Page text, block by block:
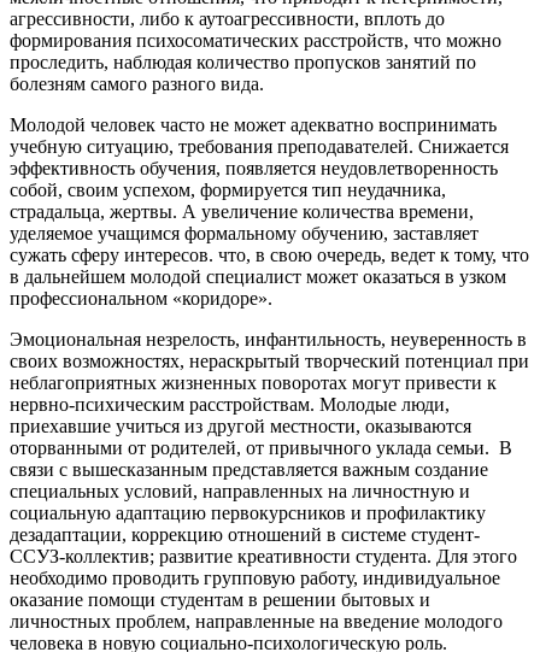
агрессивности, либо к аутоагрессивности, вплоть до
формирования психосоматических расстройств, что можно
проследить, наблюдая количество пропусков занятий по
болезням самого разного вида.
Молодой человек часто не может адекватно воспринимать
учебную ситуацию, требования преподавателей. Снижается
эффективность обучения, появляется неудовлетворенность
собой, своим успехом, формируется тип неудачника,
страдальца, жертвы. А увеличение количества времени,
уделяемое учащимся формальному обучению, заставляет
сужать сферу интересов. что, в свою очередь, ведет к тому, что
в дальнейшем молодой специалист может оказаться в узком
профессиональном «коридоре».
Эмоциональная незрелость, инфантильность, неуверенность в
своих возможностях, нераскрытый творческий потенциал при
неблагоприятных жизненных поворотах могут привести к
нервно-психическим расстройствам. Молодые люди,
приехавшие учиться из другой местности, оказываются
оторванными от родителей, от привычного уклада семьи. В
связи с вышесказанным представляется важным создание
специальных условий, направленных на личностную и
социальную адаптацию первокурсников и профилактику
дезадаптации, коррекцию отношений в системе студент-
ССУЗ-коллектив; развитие креативности студента. Для этого
необходимо проводить групповую работу, индивидуальное
оказание помощи студентам в решении бытовых и
личностных проблем, направленные на введение молодого
человека в новую социально-психологическую роль.